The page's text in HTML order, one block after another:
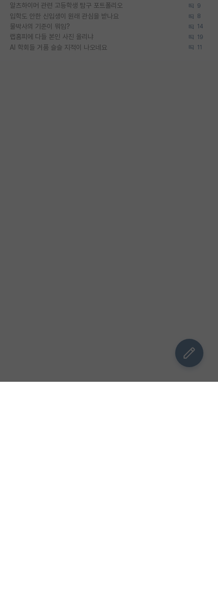
알츠하이머 관련 고등학생 탐구 포트폴리오 9
입학도 안한 신입생이 원래 관심을 받나요 8
물박사의 기준이 뭐임? 14
랩홈피에 다들 본인 사진 올리냐 19
AI 학회들 거품 슬슬 지적이 나오네요 11